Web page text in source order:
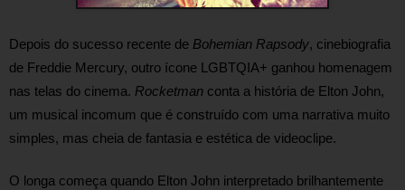
Depois do sucesso recente de Bohemian Rapsody, cinebiografia
de Freddie Mercury, outro ícone LGBTQIA+ ganhou homenagem
nas telas do cinema. Rocketman conta a história de Elton John,
um musical incomum que é construído com uma narrativa muito
simples, mas cheia de fantasia e estética de videoclipe.
O longa começa quando Elton John interpretado brilhantemente